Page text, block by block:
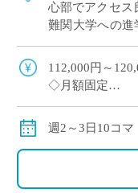
心部でアクセス
難関大学への進
いた環境で授業
112,000円～
◇月額固定
週2～3日10コマ